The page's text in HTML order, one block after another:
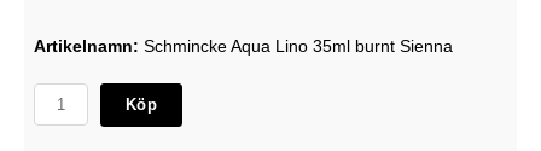
Artikelnamn: Schmincke Aqua Lino 35ml burnt Sienna
Köp